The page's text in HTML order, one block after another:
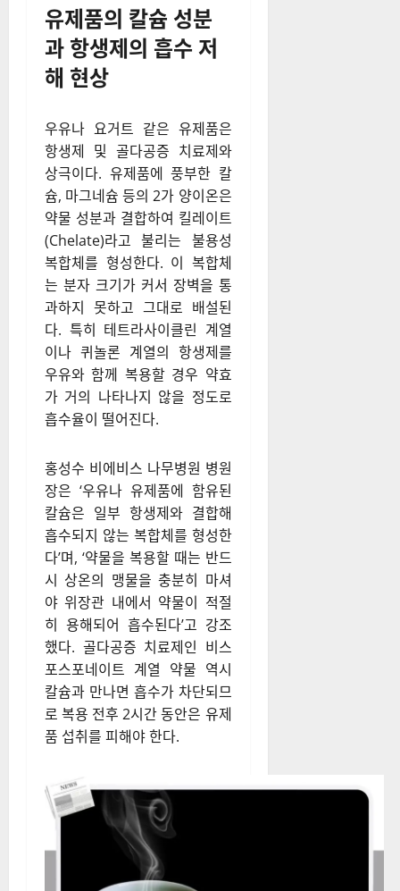
유제품의 칼슘 성분
과 항생제의 흡수 저
해 현상
우유나 요거트 같은 유제품은
항생제 및 골다공증 치료제와
상극이다. 유제품에 풍부한 칼
슘, 마그네슘 등의 2가 양이온은
약물 성분과 결합하여 킬레이트
(Chelate)라고 불리는 불용성
복합체를 형성한다. 이 복합체
는 분자 크기가 커서 장벽을 통
과하지 못하고 그대로 배설된
다. 특히 테트라사이클린 계열
이나 퀴놀론 계열의 항생제를
우유와 함께 복용할 경우 약효
가 거의 나타나지 않을 정도로
흡수율이 떨어진다.
홍성수 비에비스 나무병원 병원
장은 ‘우유나 유제품에 함유된
칼슘은 일부 항생제와 결합해
흡수되지 않는 복합체를 형성한
다’며, ‘약물을 복용할 때는 반드
시 상온의 맹물을 충분히 마셔
야 위장관 내에서 약물이 적절
히 용해되어 흡수된다’고 강조
했다. 골다공증 치료제인 비스
포스포네이트 계열 약물 역시
칼슘과 만나면 흡수가 차단되므
로 복용 전후 2시간 동안은 유제
품 섭취를 피해야 한다.